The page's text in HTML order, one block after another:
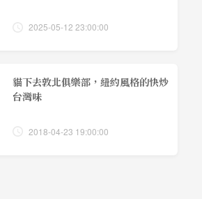
2025-05-12 23:00:00
貓下去敦北俱樂部，紐約風格的快炒
台灣味
2018-04-23 19:00:00